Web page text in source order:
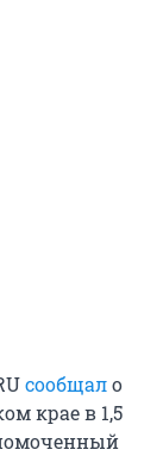
сообщало
крае в 1,5